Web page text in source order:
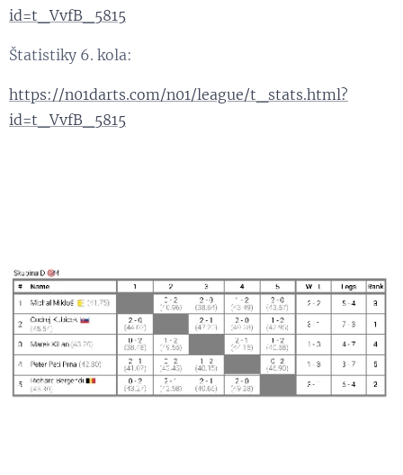
id=t_VvfB_5815
Štatistiky 6. kola:
https://n01darts.com/n01/league/t_stats.html?
id=t_VvfB_5815